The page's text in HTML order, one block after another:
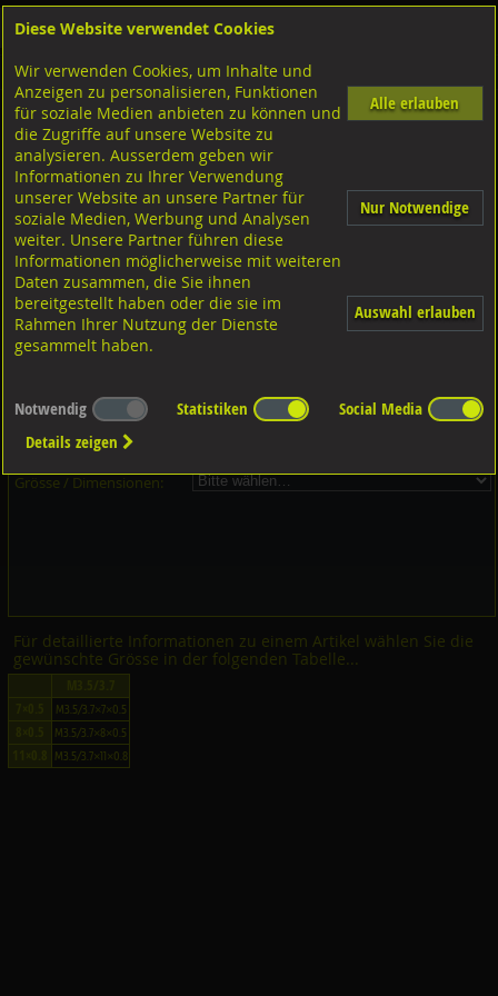
Shop Unterlagscheiben Diverse Unterlagscheiben nach Grösse
Unterlagscheiben, Stahl verzinkt
Dieser Artikel ist in 3 Grössen erhältlich - Bitte wählen Sie...
Artikel-Nr.:
Verpackungs-Einheit:
Grösse / Dimensionen:
Für detaillierte Informationen zu einem Artikel wählen Sie die
gewünschte Grösse in der folgenden Tabelle...
M3.5/3.7×7×0.5
M3.5/3.7×8×0.5
M3.5/3.7×11×0.8
Diese Website verwendet Cookies
Wir verwenden Cookies, um Inhalte und
Anzeigen zu personalisieren, Funktionen
für soziale Medien anbieten zu können und
die Zugriffe auf unsere Website zu
analysieren. Ausserdem geben wir
Informationen zu Ihrer Verwendung
unserer Website an unsere Partner für
soziale Medien, Werbung und Analysen
weiter. Unsere Partner führen diese
Informationen möglicherweise mit weiteren
Daten zusammen, die Sie ihnen
bereitgestellt haben oder die sie im
Rahmen Ihrer Nutzung der Dienste
gesammelt haben.
Alle erlauben
Nur Notwendige
Auswahl erlauben
Notwendig Statistiken
Social Media
Details zeigen